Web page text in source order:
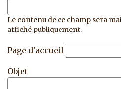
Le contenu de ce champ sera
affiché publiquement.
Page d'accueil
Objet